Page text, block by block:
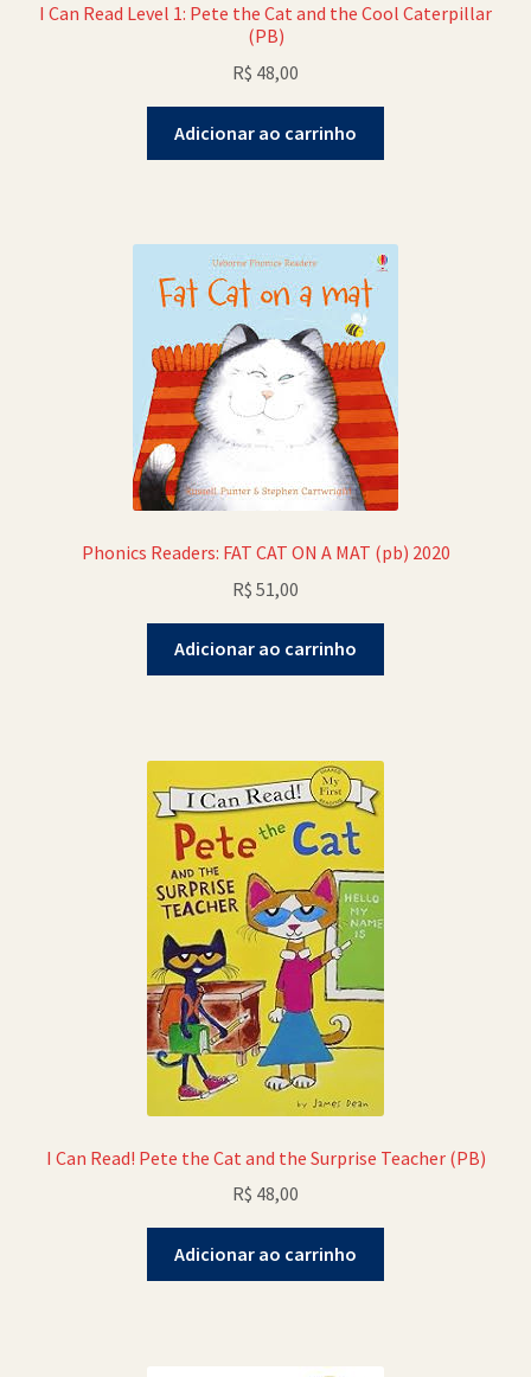
I Can Read Level 1: Pete the Cat and the Cool Caterpillar
(PB)
R$ 48,00
Adicionar ao carrinho
Phonics Readers: FAT CAT ON A MAT (pb) 2020
R$ 51,00
Adicionar ao carrinho
I Can Read! Pete the Cat and the Surprise Teacher (PB)
R$ 48,00
Adicionar ao carrinho